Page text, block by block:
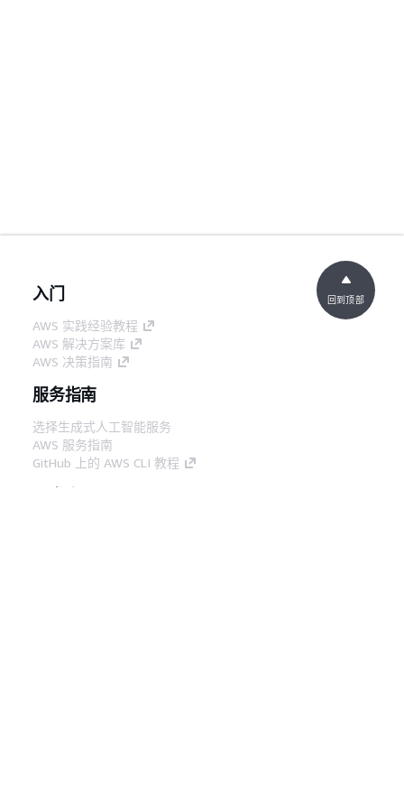
入门
AWS 实践经验教程
AWS 解决方案库
AWS 决策指南
服务指南
选择生成式人工智能服务
AWS 服务指南
GitHub 上的 AWS CLI 教程
回到顶部